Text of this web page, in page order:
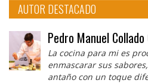
AUTOR DESTACADO
Pedro Manuel Collado
La cocina para mi es
enmascarar sus
antaño con un toque